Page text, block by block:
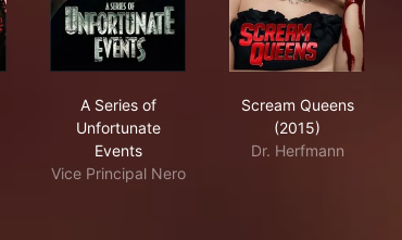
A Series of
Unfortunate
Events
Vice Principal Nero
Scream Queens
(2015)
Dr. Herfmann